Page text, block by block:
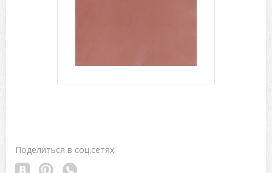
Поделиться в соц.сетях: